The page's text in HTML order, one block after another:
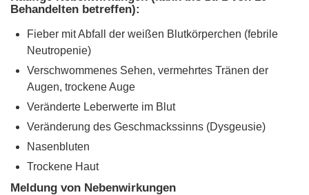
Behandelten betreffen):
Fieber mit Abfall der weißen Blutkörperchen (febrile
Neutropenie)
Verschwommenes Sehen, vermehrtes Tränen der
Augen, trockene Auge
Veränderte Leberwerte im Blut
Veränderung des Geschmackssinns (Dysgeusie)
Nasenbluten
Trockene Haut
Meldung von Nebenwirkungen